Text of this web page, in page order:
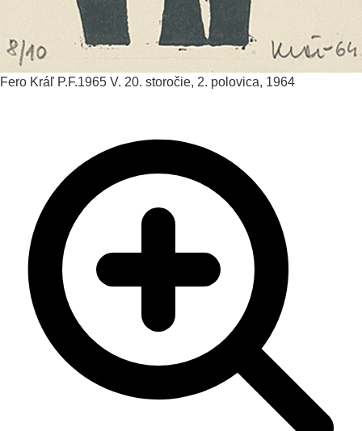
Fero Kráľ P.F.1965 V. 20. storočie, 2. polovica, 1964